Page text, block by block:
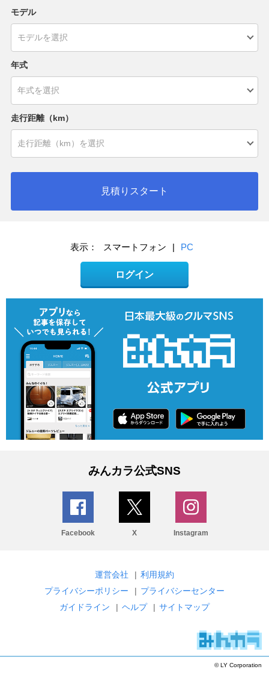
モデル
年式
走行距離（km）
見積りスタート
表示： スマートフォン | PC
ログイン
みんカラ公式SNS
Facebook X Instagram
運営会社 | 利用規約
プライバシーポリシー
| プライバシーセンター
ガイドライン
| ヘルプ | サイトマップ
© LY Corporation